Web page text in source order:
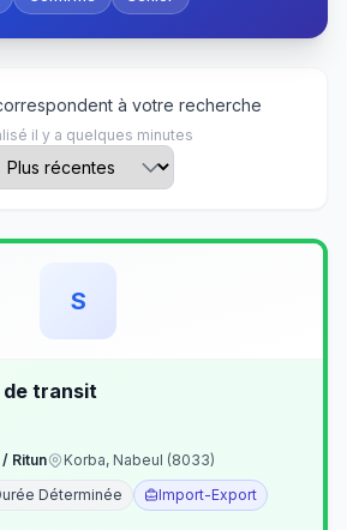
à votre recherche
il y a quelques minutes
S
transit
Ritun
Korba, Nabeul (8033)
Déterminée
Import-Export